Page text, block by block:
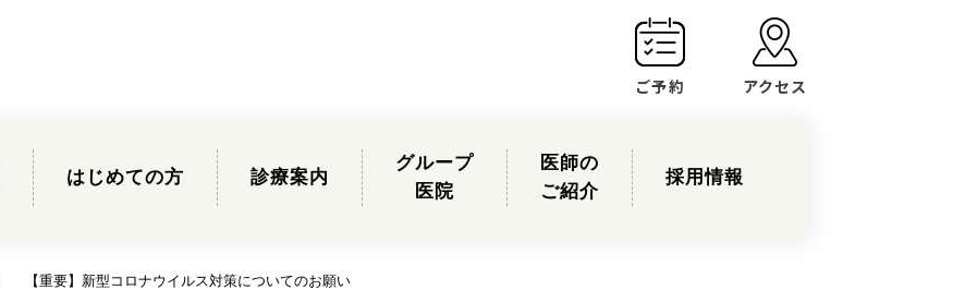
ご予約 アクセス
はじめての方 診療案内
グループ
医院
医師の
ご紹介
採用情報
【重要】新型コロナウイルス対策についてのお願い